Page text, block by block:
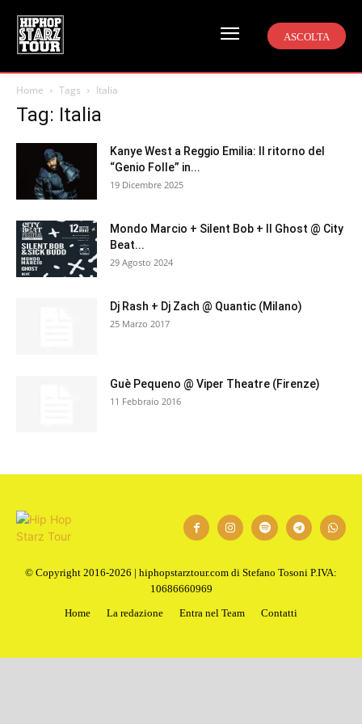
ASCOLTA
Home Tags Italia
Tag: Italia
Kanye West a Reggio Emilia: Il ritorno del
“Genio Folle” in...
19 Dicembre 2025
Mondo Marcio + Silent Bob + Il Ghost @ City
Beat...
29 Agosto 2024
Dj Rash + Dj Zach @ Quantic (Milano)
25 Marzo 2017
Guè Pequeno @ Viper Theatre (Firenze)
11 Febbraio 2016
© Copyright 2016-2026 | hiphopstarztour.com di Stefano Tosoni P.IVA:
10686660969
Home
La redazione Entra nel Team Contatti